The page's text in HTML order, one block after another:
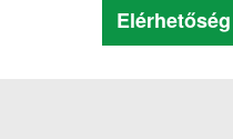
Elérhetőség